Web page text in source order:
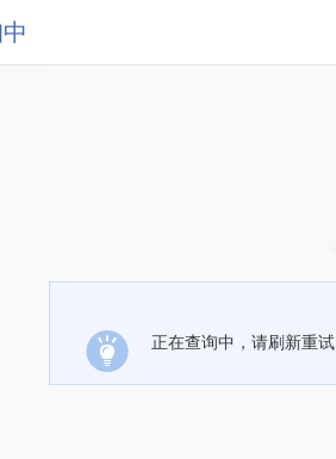
正在查询中，请刷新重试